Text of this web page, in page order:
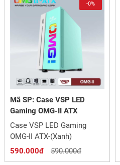
-0%
Mã SP: Case VSP LED
Gaming OMG-II ATX
Case VSP LED Gaming
OMG-II ATX-(Xanh)
590.000đ
590.000đ